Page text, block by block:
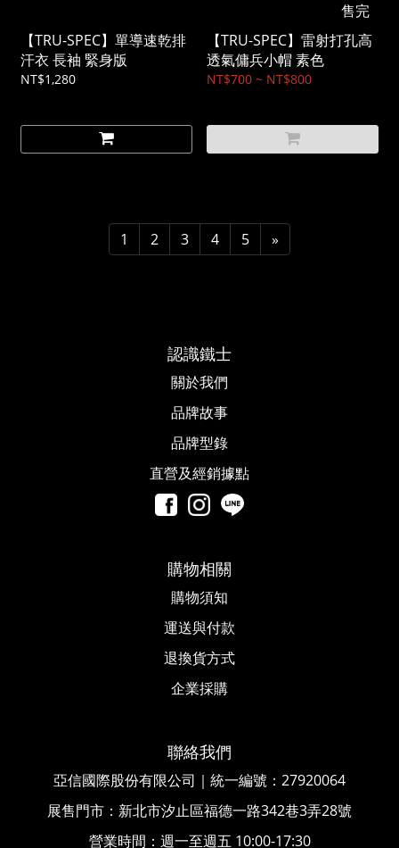
【TRU-SPEC】單導速乾排
汗衣 長袖 緊身版
NT$1,280
售完
【TRU-SPEC】雷射打孔高
透氣傭兵小帽 素色
NT$700 ~ NT$800
1 2 3 4 5 »
認識鐵士
關於我們
品牌故事​
品牌型錄
直營及經銷據點
購物相關
購物須知
運送與付款
退換貨方式
企業採購
聯絡我們
亞信國際股份有限公司｜統一編號 ： 27920064
展售門市：新北市汐止區福德一路342巷3弄28號
營業時間：週一至週五 10:00-17:30